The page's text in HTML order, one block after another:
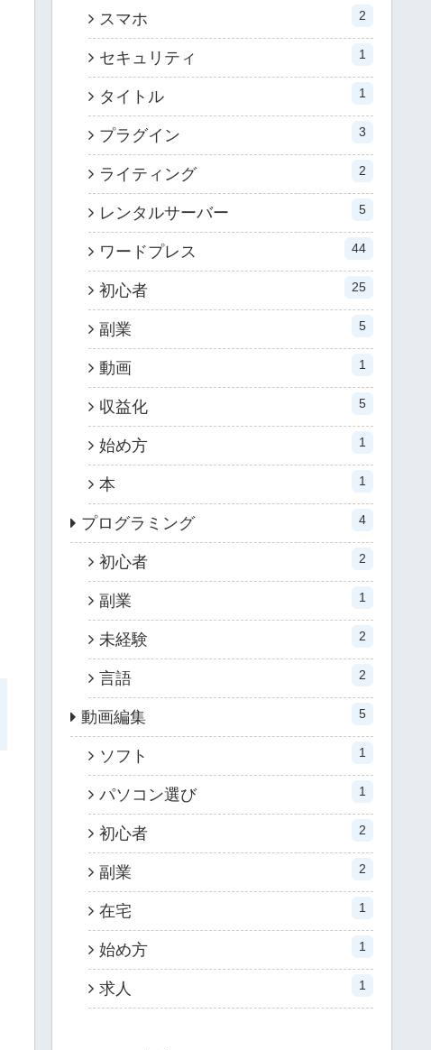
スマホ 2
セキュリティ 1
タイトル 1
プラグイン 3
ライティング 2
レンタルサーバー 5
ワードプレス 44
初心者 25
副業 5
動画 1
収益化 5
始め方 1
本 1
プログラミング 4
初心者 2
副業 1
未経験 2
言語 2
動画編集 5
ソフト 1
パソコン選び 1
初心者 2
副業 2
在宅 1
始め方 1
求人 1